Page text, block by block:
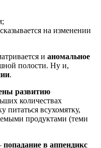
на изменении
и аномальное
полости. Ну и,
.
развитию
количествах
питаться всухомятку,
продуктами (теми
попадание в аппендикс